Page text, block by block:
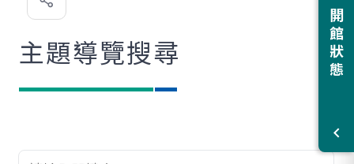
開館狀態
歡
主題導覽搜尋
查詢關鍵字